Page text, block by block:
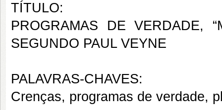
TÍTULO:
PROGRAMAS DE VERDADE,
SEGUNDO PAUL VEYNE
PALAVRAS-CHAVES:
Crenças, programas de verdade,